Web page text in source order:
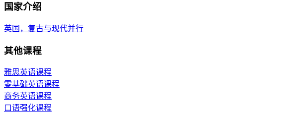
国家介绍
英国，复古与现代并行
其他课程
雅思英语课程
零基础英语课程
商务英语课程
口语强化课程